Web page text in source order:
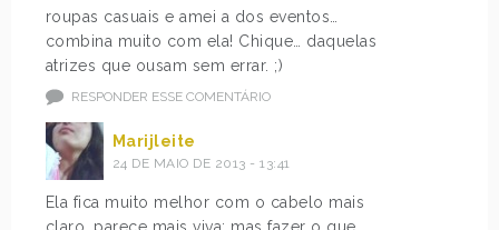
roupas casuais e amei a dos eventos…
combina muito com ela! Chique… daquelas
atrizes que ousam sem errar. ;)
RESPONDER ESSE COMENTÁRIO
Marijleite
24 DE MAIO DE 2013 - 13:41
Ela fica muito melhor com o cabelo mais